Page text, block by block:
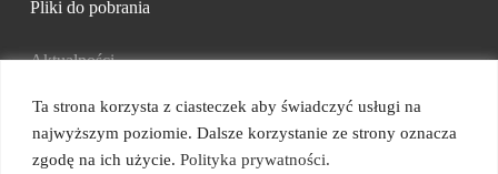
Ta strona korzysta z ciasteczek aby świadczyć usługi na
najwyższym poziomie. Dalsze korzystanie ze strony oznacza
zgodę na ich użycie. Polityka prywatności.
Ta strona korzysta z ciasteczek aby świadczyć usługi na
najwyższym poziomie. Dalsze korzystanie ze strony oznacza
zgodę na ich użycie. Polityka prywatności.
Pliki do pobrania
Aktualności
Bądź na bieżąco ze wszystkim, co dzieje się w Cechu
Rzemiosł Różnych w Kartuzach. Zapraszamy do śledzenia
naszych najbliższych działań.
Copyright © 2026 - Cech Rzemiosł Różnych w Kartuzach